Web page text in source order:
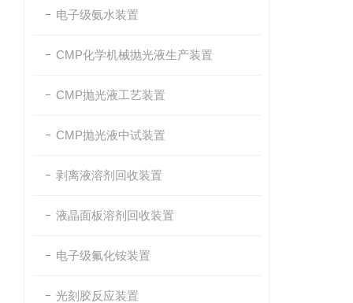
电子级氨水装置
CMP化学机械抛光液生产装置
CMP抛光液工艺装置
CMP抛光液中试装置
剥离液溶剂回收装置
液晶面板溶剂回收装置
电子级氟化铵装置
光刻胶反应装置